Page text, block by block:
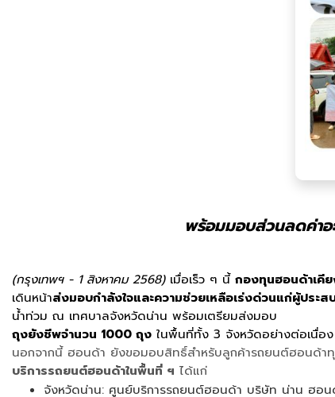
พร้อมมอบส่วนลดค่าอ
(กรุงเทพฯ - 1 สิงหาคม 2568)เมื่อเร็ว ๆ นี้ กองทุนฮอนด้าเคีย
เดินหน้าส่งมอบกำลังใจและความช่วยเหลือเร่งด่วนแก่ผู้ปร
น้ำท่วม ณ เทศบาลจังหวัดน่าน พร้อมเตรียมส่งมอบ
ถุงยังชีพจำนวน 1000 ถุง ในพื้นที่ทั้ง 3 จังหวัดอย่างต่อเนื่อง
นอกจากนี้ ฮอนด้า ยังขอมอบสิทธิ์สำหรับลูกค้ารถยนต์ฮอนด้า
บริการรถยนต์ฮอนด้าในพื้นที่ ฯ ได้แก่
จังหวัดน่าน: ศูนย์บริการรถยนต์ฮอนด้า บริษัท น่าน ฮอน